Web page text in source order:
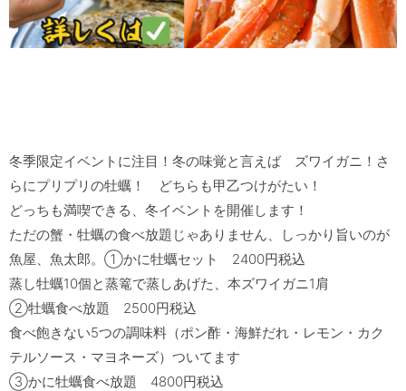
冬季限定イベントに注目！冬の味覚と言えば　ズワイガニ！さ
らにプリプリの牡蠣！　どちらも甲乙つけがたい！
どっちも満喫できる、冬イベントを開催します！
ただの蟹・牡蠣の食べ放題じゃありません、しっかり旨いのが
魚屋、魚太郎。①かに牡蠣セット　2400円税込
蒸し牡蠣10個と蒸篭で蒸しあげた、本ズワイガニ1肩
②牡蠣食べ放題　2500円税込
食べ飽きない5つの調味料（ポン酢・海鮮だれ・レモン・カク
テルソース・マヨネーズ）ついてます
③かに牡蠣食べ放題　4800円税込